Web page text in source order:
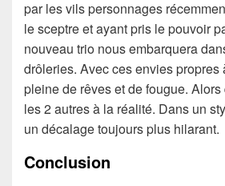
par les vils personnages
le sceptre et ayant pris le pouvoir
nouveau trio nous embarquera
drôleries. Avec ces envies propres
pleine de rêves et de fougue.
les 2 autres à la réalité. Dans un
un décalage toujours plus hilarant.
Conclusion